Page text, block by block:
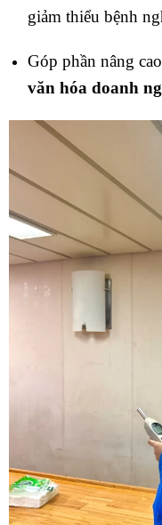
giảm thiểu bệnh
Góp phần nâng
văn hóa doanh